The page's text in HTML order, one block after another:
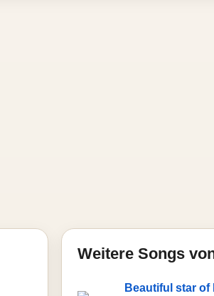
Weitere Songs
Beautiful star of